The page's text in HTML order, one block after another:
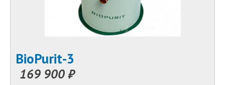
BioPurit-3
169 900 ₽